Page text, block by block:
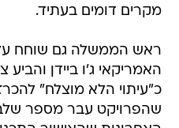
מקרים דומים בעתיד.
ראש הממשלה גם שוחח
האמריקאי ג'ו ביידן
כ"עיתוי הלא מוצלח"
שהפרויקט עבר מספר